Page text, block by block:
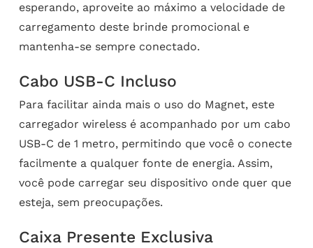
esperando, aproveite ao máximo a velocidade de
carregamento deste brinde promocional e
mantenha-se sempre conectado.
Cabo USB-C Incluso
Para facilitar ainda mais o uso do Magnet, este
carregador wireless é acompanhado por um cabo
USB-C de 1 metro, permitindo que você o conecte
facilmente a qualquer fonte de energia. Assim,
você pode carregar seu dispositivo onde quer que
esteja, sem preocupações.
Caixa Presente Exclusiva